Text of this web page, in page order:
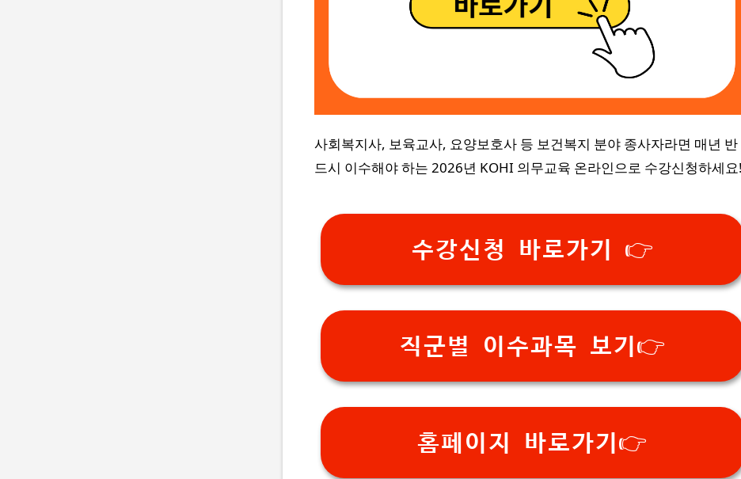
사회복지사, 보육교사, 요양보호사 등 보건복지 분야 종사자라면 매년 반
드시 이수해야 하는 2026년 KOHI 의무교육 온라인으로 수강신청하세
수강신청 바로가기 👉
직군별 이수과목 보기👉
홈페이지 바로가기👉